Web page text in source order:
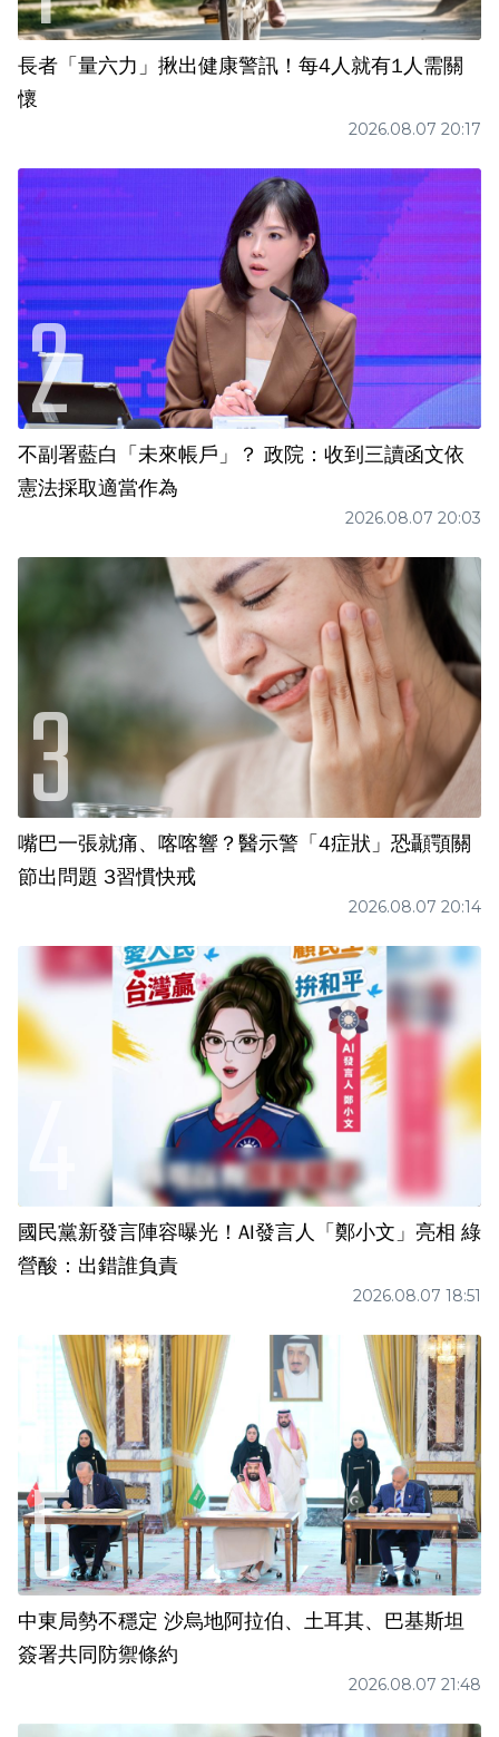
長者「量六力」揪出健康警訊！每4人就有1人需關
懷
2026.08.07 20:17
不副署藍白「未來帳戶」？ 政院：收到三讀函文依
憲法採取適當作為
2026.08.07 20:03
嘴巴一張就痛、喀喀響？醫示警「4症狀」恐顳顎關
節出問題 3習慣快戒
2026.08.07 20:14
國民黨新發言陣容曝光！AI發言人「鄭小文」亮相 綠
營酸：出錯誰負責
2026.08.07 18:51
中東局勢不穩定 沙烏地阿拉伯、土耳其、巴基斯坦
簽署共同防禦條約
2026.08.07 21:48